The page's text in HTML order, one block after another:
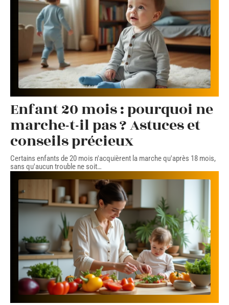
Enfant 20 mois : pourquoi ne
marche-t-il pas ? Astuces et
conseils précieux
Certains enfants de 20 mois n'acquièrent la marche qu'après 18 mois,
sans qu'aucun trouble ne soit…